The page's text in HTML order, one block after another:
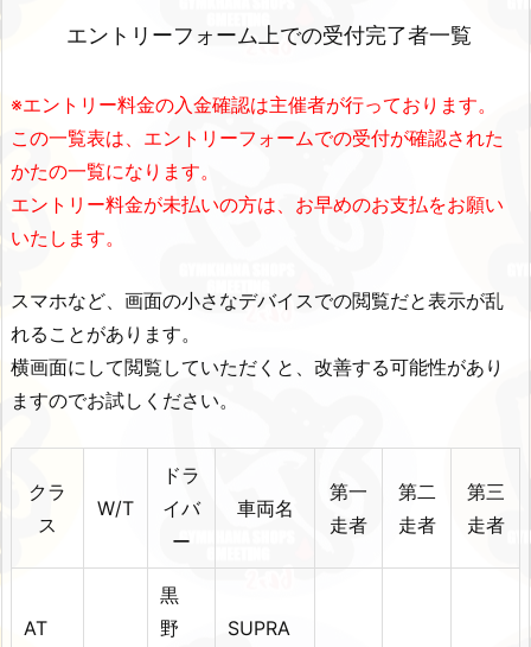
エントリーフォーム上での受付完了者一覧
※エントリー料金の入金確認は主催者が行っております。
この一覧表は、エントリーフォームでの受付が確認された
かたの一覧になります。
エントリー料金が未払いの方は、お早めのお支払をお願い
いたします。
スマホなど、画面の小さなデバイスでの閲覧だと表示が乱
れることがあります。
横画面にして閲覧していただくと、改善する可能性があり
ますのでお試しください。
クラ
ス
W/T
ドラ
イバ
ー
車両名
第一
走者
第二
走者
第三
走者
AT
黒
野
SUPRA